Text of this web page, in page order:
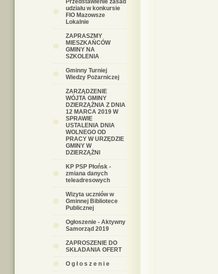
Przedstawienie zasad
udziału w konkursie
FIO Mazowsze
Lokalnie
ZAPRASZMY
MIESZKAŃCÓW
GMINY NA
SZKOLENIA
Gminny Turniej
Wiedzy Pożarniczej
ZARZĄDZENIE
WÓJTA GMINY
DZIERZĄŻNIA Z DNIA
12 MARCA 2019 W
SPRAWIE
USTALENIA DNIA
WOLNEGO OD
PRACY W URZĘDZIE
GMINY W
DZIERZĄŻNI
KP PSP Płońsk -
zmiana danych
teleadresowych
Wizyta uczniów w
Gminnej Bibliotece
Publicznej
Ogłoszenie - Aktywny
Samorząd 2019
ZAPROSZENIE DO
SKŁADANIA OFERT
O g ł o s z e n i e